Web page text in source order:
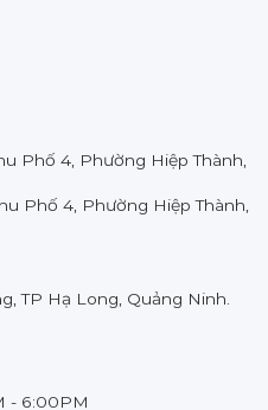
Phố 4, Phường Hiệp Thành,
Phố 4, Phường Hiệp Thành,
TP Hạ Long, Quảng Ninh.
- 6:00PM